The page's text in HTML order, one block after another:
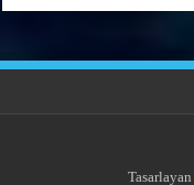
Tasarlayan